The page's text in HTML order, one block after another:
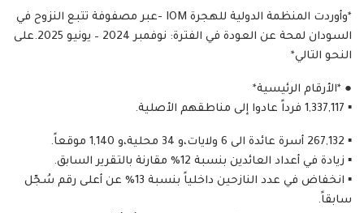
*وأوردت المنظمة الدولية للهجرة IOM -عبر مصفوفة تتبع النزوح في
السودان لمحة عن العودة في الفترة: نوفمبر 2024 – يونيو 2025.على
النحو التالي*
● *الأرقام الرئيسية*
▪︎ 1,337,117 فرداً عادوا إلى مناطقهم الأصلية.
▪︎ 267,132 أسرة عائدة الى 6 ولايات،و 34 محلية،و 1,140 موقعاً.
▪︎ زيادة في أعداد العائدين بنسبة 12% مقارنة بالتقرير السابق.
▪︎ انخفاض في عدد النازحين داخلياً بنسبة 13% عن أعلى رقم سُجّل
سابقاً.